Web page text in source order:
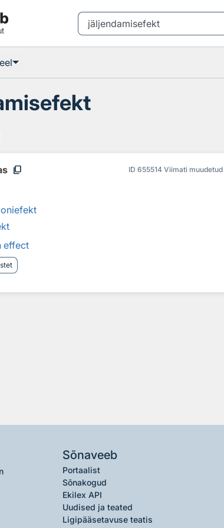
content_copy ID 655514 Viimati muudetud
effect
Sõnaveeb
Portaalist
Sõnakogud
Ekilex API
Uudised ja teated
Ligipääsetavuse teatis